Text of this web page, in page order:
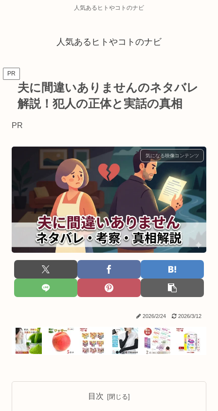
人気あるヒトやコトのナビ
人気あるヒトやコトのナビ
PR
夫に間違いありませんのネタバレ
解説！犯人の正体と実話の真相
PR
気になる映像コンテンツ
2026/2/24 2026/3/12
目次